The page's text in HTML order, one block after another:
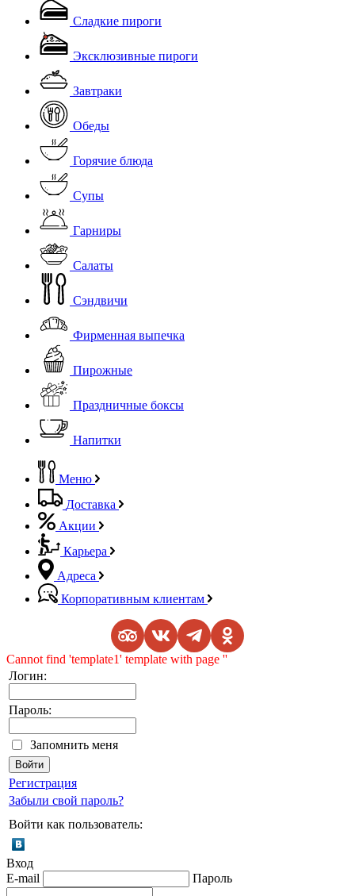
Сладкие пироги
Эксклюзивные пироги
Завтраки
Обеды
Горячие блюда
Супы
Гарниры
Салаты
Сэндвичи
Фирменная выпечка
Пирожные
Праздничные боксы
Напитки
Меню
Доставка
Акции
Карьера
Адреса
Корпоративным клиентам
Cannot find 'template1' template with page ''
Логин:
Пароль:
Запомнить меня
Регистрация
Забыли свой пароль?
Войти как пользователь:
Вход
E-mail
Пароль